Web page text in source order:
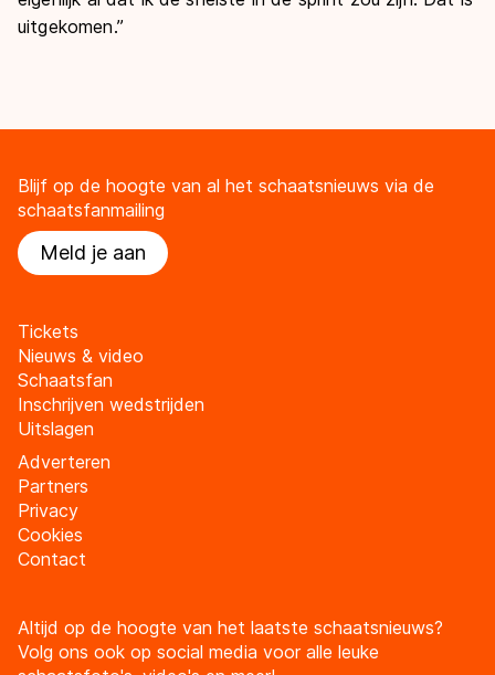
uitgekomen.’’
Blijf op de hoogte van al het schaatsnieuws via de
schaatsfanmailing
Meld je aan
Tickets
Nieuws & video
Schaatsfan
Inschrijven wedstrijden
Uitslagen
Adverteren
Partners
Privacy
Cookies
Contact
Altijd op de hoogte van het laatste schaatsnieuws?
Volg ons ook op social media voor alle leuke